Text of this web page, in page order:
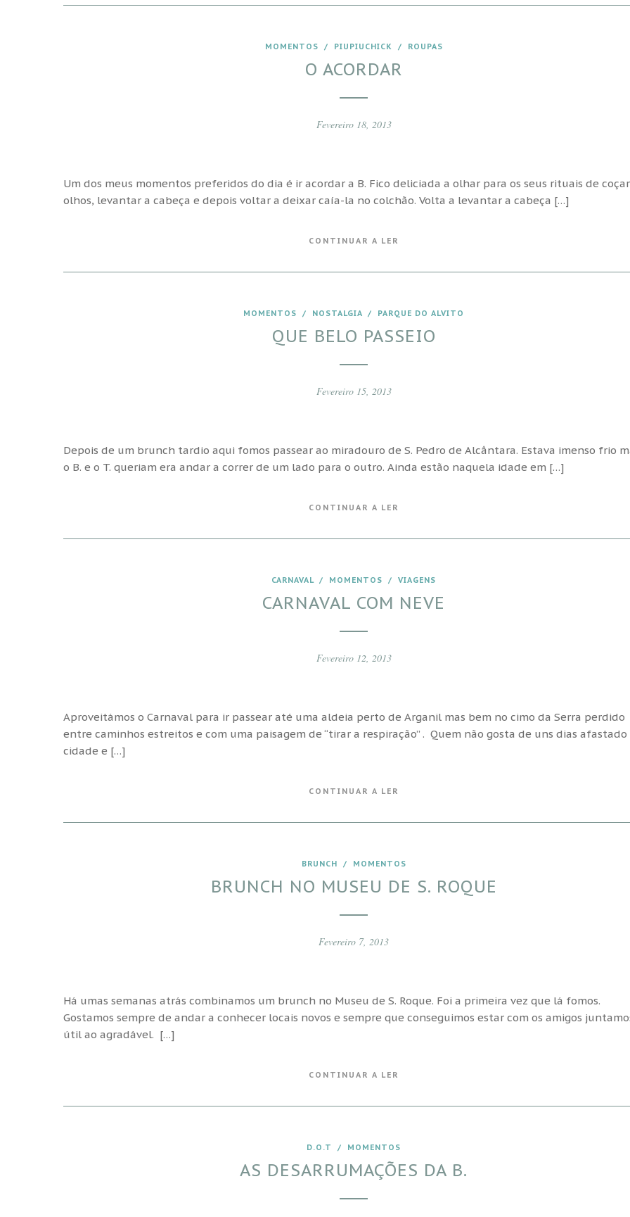
MOMENTOS / PIUPIUCHICK / ROUPAS
O ACORDAR
Fevereiro 18, 2013
Um dos meus momentos preferidos do dia é ir acordar a B. Fico deliciada a olhar para os seus rituais de
olhos, levantar a cabeça e depois voltar a deixar caía-la no colchão. Volta a levantar a cabeça […]
CONTINUAR A LER
MOMENTOS / NOSTALGIA / PARQUE DO ALVITO
QUE BELO PASSEIO
Fevereiro 15, 2013
Depois de um brunch tardio aqui fomos passear ao miradouro de S. Pedro de Alcântara. Estava imenso frio
o B. e o T. queriam era andar a correr de um lado para o outro. Ainda estão naquela idade em […]
CONTINUAR A LER
CARNAVAL/ MOMENTOS /VIAGENS
CARNAVAL COM NEVE
Fevereiro 12, 2013
Aproveitámos o Carnaval para ir passear até uma aldeia perto de Arganil mas bem no cimo da Serra perdido
entre caminhos estreitos e com uma paisagem de “tirar a respiração” . Quem não gosta de uns dias afastado
cidade e […]
CONTINUAR A LER
BRUNCH / MOMENTOS
BRUNCH NO MUSEU DE S. ROQUE
Fevereiro 7, 2013
Há umas semanas atrás combinamos um brunch no Museu de S. Roque. Foi a primeira vez que lá fomos.
Gostamos sempre de andar a conhecer locais novos e sempre que conseguimos estar com os amigos
útil ao agradável. […]
CONTINUAR A LER
D.O.T / MOMENTOS
AS DESARRUMAÇÕES DA B.